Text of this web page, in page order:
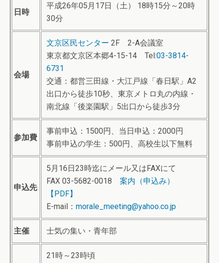
日時
平成26年05月17日（土） 18時15分～20時
30分
会場
文京区民センター 2F 2-A会議室
東京都文京区本郷4-15-14 Tel:03-3814-
6731
交通：都営三田線・大江戸線「春日駅」A2
出口から徒歩10秒、東京メトロ丸の内線・
南北線「後楽園駅」5出口から徒歩3分
参加費
事前申込：1500円、当日申込：2000円
事前申込の学生：500円、高校生以下無料
申込先
5月16日23時迄にメール又はFAXにて
FAX 03-5682-0018 案内（申込み）
【PDF】
E-mail： morale_meeting@yahoo.co.jp
主催 士気の集い・青年部
21時～23時頃